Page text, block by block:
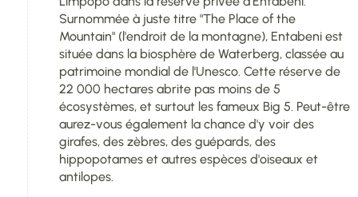
Surnommée à juste titre "The Place of the
Mountain" (l'endroit de la montagne), Entabeni est
située dans la biosphère de Waterberg, classée au
patrimoine mondial de l'Unesco. Cette réserve de
22 000 hectares abrite pas moins de 5
écosystèmes, et surtout les fameux Big 5. Peut-être
aurez-vous également la chance d'y voir des
girafes, des zèbres, des guépards, des
hippopotames et autres espèces d'oiseaux et
antilopes.